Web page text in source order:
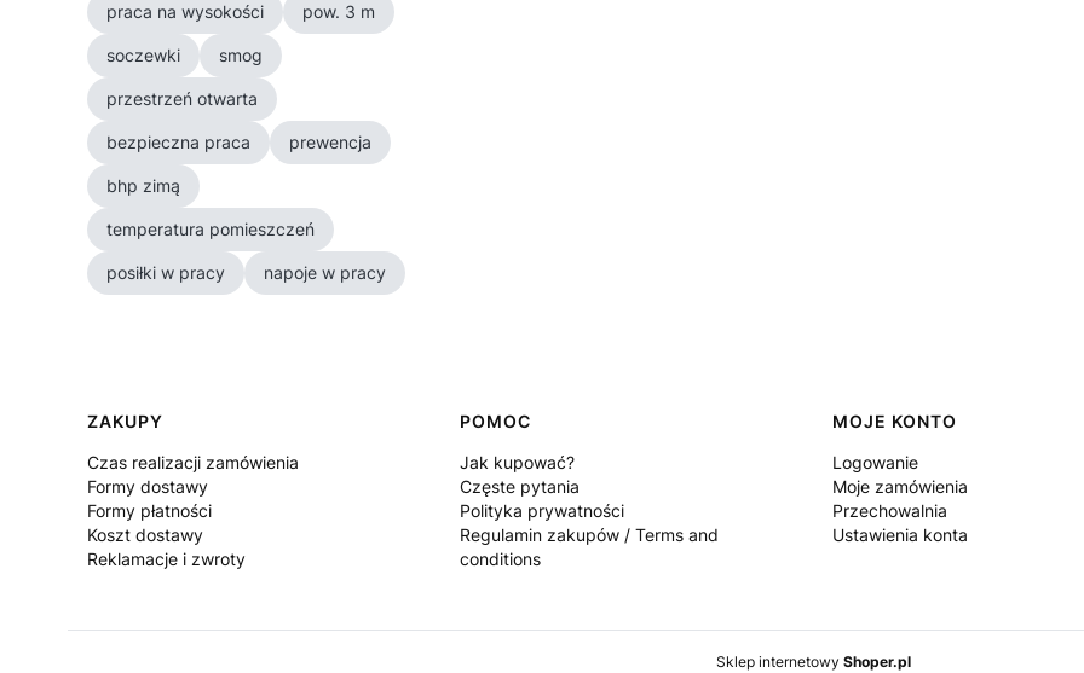
praca na wysokości pow. 3 m
soczewki smog
przestrzeń otwarta
bezpieczna praca prewencja
bhp zimą
temperatura pomieszczeń
posiłki w pracy napoje w pracy
Linki w stopce
ZAKUPY
Czas realizacji zamówienia
Formy dostawy
Formy płatności
Koszt dostawy
Reklamacje i zwroty
POMOC
Jak kupować?
Częste pytania
Polityka prywatności
Regulamin zakupów / Terms and
conditions
MOJE KONTO
Logowanie
Moje zamówienia
Przechowalnia
Ustawienia konta
Sklep internetowy Shoper.pl